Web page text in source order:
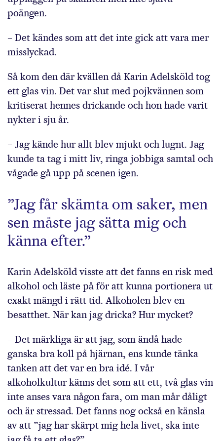
poängen.
– Det kändes som att det inte gick att vara mer
misslyckad.
Så kom den där kvällen då Karin Adelsköld tog
ett glas vin. Det var slut med pojkvännen som
kritiserat hennes drickande och hon hade varit
nykter i sju år.
– Jag kände hur allt blev mjukt och lugnt. Jag
kunde ta tag i mitt liv, ringa jobbiga samtal och
vågade gå upp på scenen igen.
”Jag får skämta om saker, men
sen måste jag sätta mig och
känna efter.”
Karin Adelsköld visste att det fanns en risk med
alkohol och läste på för att kunna portionera ut
exakt mängd i rätt tid. Alkoholen blev en
besatthet. När kan jag dricka? Hur mycket?
– Det märkliga är att jag, som ändå hade
ganska bra koll på hjärnan, ens kunde tänka
tanken att det var en bra idé. I vår
alkoholkultur känns det som att ett, två glas vin
inte anses vara någon fara, om man mår dåligt
och är stressad. Det fanns nog också en känsla
av att ”jag har skärpt mig hela livet, ska inte